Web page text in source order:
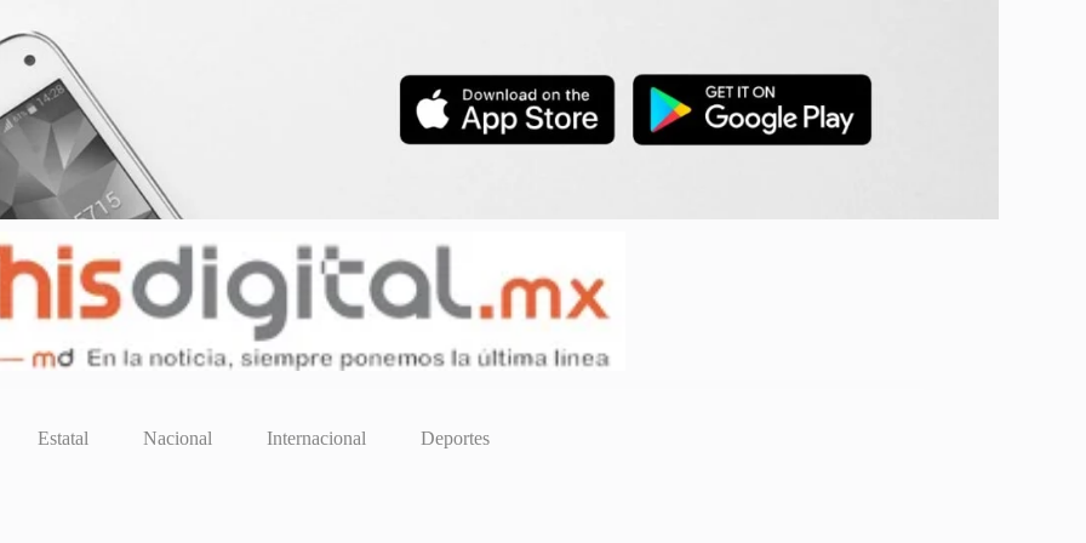
Estatal Nacional Internacional Deportes